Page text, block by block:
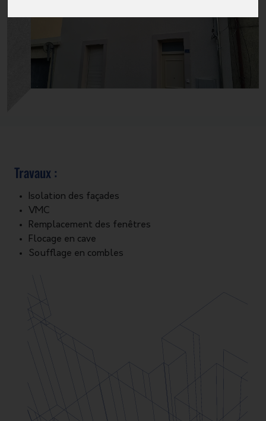
Travaux :
Isolation des façades
VMC
Remplacement des fenêtres
Flocage en cave
Soufflage en combles